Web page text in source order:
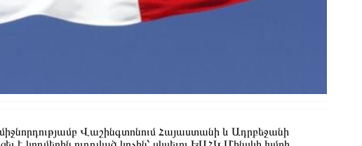
Վաշինգտոնում Հայաստանի և Ադրբեջանի